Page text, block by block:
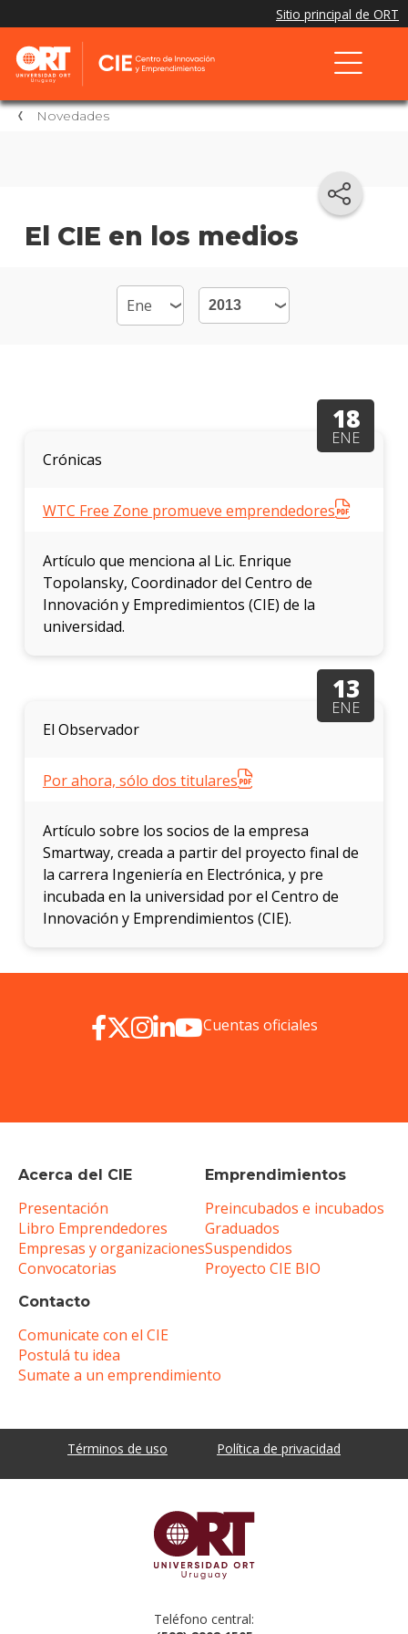
Novedades
El CIE en los medios
18
ENE
Crónicas
WTC Free Zone promueve emprendedores
Artículo que menciona al Lic. Enrique
Topolansky, Coordinador del Centro de
Innovación y Empredimientos (CIE) de la
universidad.
13
ENE
El Observador
Por ahora, sólo dos titulares
Artículo sobre los socios de la empresa
Smartway, creada a partir del proyecto final de
la carrera Ingeniería en Electrónica, y pre
incubada en la universidad por el Centro de
Innovación y Emprendimientos (CIE).
Acerca del CIE
Presentación
Libro Emprendedores
Empresas y organizaciones
Convocatorias
Emprendimientos
Preincubados e incubados
Graduados
Suspendidos
Proyecto CIE BIO
Contacto
Comunicate con el CIE
Postulá tu idea
Sumate a un emprendimiento
Cuentas oficiales
Términos de uso Política de privacidad
Teléfono central: